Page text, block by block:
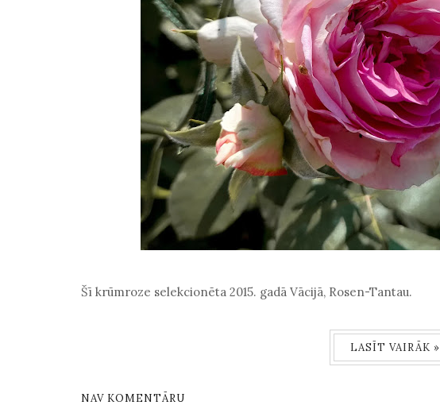
Šī krūmroze selekcionēta 2015. gadā Vācijā, Rosen-Tantau.
LASĪT VAIRĀK »
NAV KOMENTĀRU